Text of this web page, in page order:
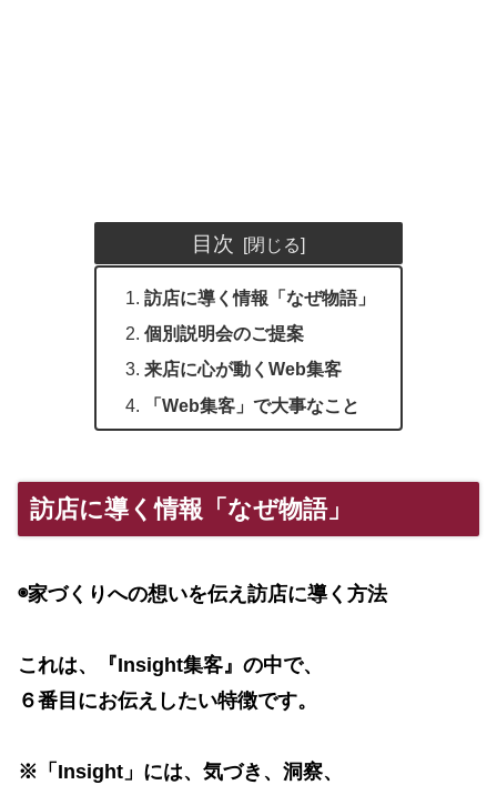
目次
訪店に導く情報「なぜ物語」
個別説明会のご提案
来店に心が動くWeb集客
「Web集客」で大事なこと
訪店に導く情報「なぜ物語」
◉家づくりへの想いを伝え訪店に導く方法
これは、『Insight集客』の中で、
６番目にお伝えしたい特徴です。
※「Insight」には、気づき、洞察、